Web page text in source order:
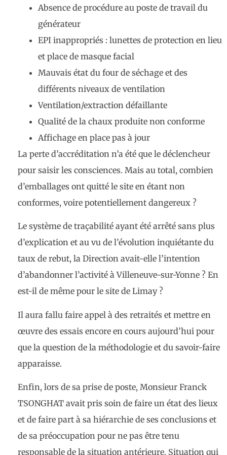
Absence de procédure au poste de travail du
générateur
EPI inappropriés : lunettes de protection en lieu
et place de masque facial
Mauvais état du four de séchage et des
différents niveaux de ventilation
Ventilation/extraction défaillante
Qualité de la chaux produite non conforme
Affichage en place pas à jour
La perte d’accréditation n’a été que le déclencheur
pour saisir les consciences. Mais au total, combien
d’emballages ont quitté le site en étant non
conformes, voire potentiellement dangereux ?
Le système de traçabilité ayant été arrêté sans plus
d’explication et au vu de l’évolution inquiétante du
taux de rebut, la Direction avait-elle l’intention
d’abandonner l’activité à Villeneuve-sur-Yonne ? En
est-il de même pour le site de Limay ?
Il aura fallu faire appel à des retraités et mettre en
œuvre des essais encore en cours aujourd’hui pour
que la question de la méthodologie et du savoir-faire
apparaisse.
Enfin, lors de sa prise de poste, Monsieur Franck
TSONGHAT avait pris soin de faire un état des lieux
et de faire part à sa hiérarchie de ses conclusions et
de sa préoccupation pour ne pas être tenu
responsable de la situation antérieure. Situation qui